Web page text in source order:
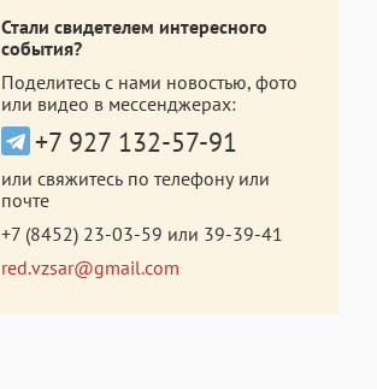
Стали свидетелем интересного
события?
Поделитесь с нами новостью, фото
или видео в мессенджерах:
+7 927 132-57-91
или свяжитесь по телефону или
почте
+7 (8452) 23-03-59 или 39-39-41
red.vzsar@gmail.com